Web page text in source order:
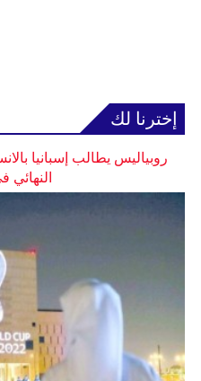
إخترنا لك
روبياليس يطالب إسبانيا